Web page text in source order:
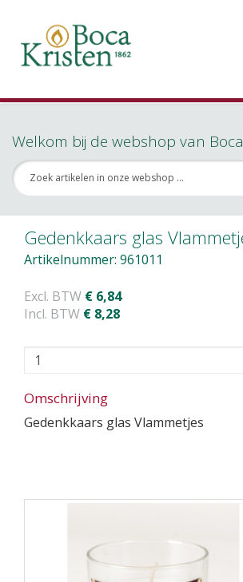
Welkom bij de webshop van
Gedenkkaars glas
Artikelnummer: 961011
Excl. BTW € 6,84
Incl. BTW € 8,28
Omschrijving
Gedenkkaars glas Vlammetjes